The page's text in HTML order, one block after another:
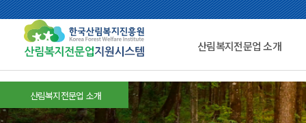
산림복지전문업 소개
산림복지전문업 소개